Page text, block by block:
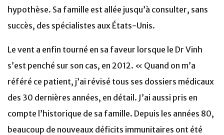
hypothèse. Sa famille est allée jusqu’à consulter, sans
succès, des spécialistes aux États-Unis.
Le vent a enfin tourné en sa faveur lorsque le Dr Vinh
s’est penché sur son cas, en 2012. « Quand on m’a
référé ce patient, j’ai révisé tous ses dossiers médicaux
des 30 dernières années, en détail. J’ai aussi pris en
compte l’historique de sa famille. Depuis les années 80,
beaucoup de nouveaux déficits immunitaires ont été